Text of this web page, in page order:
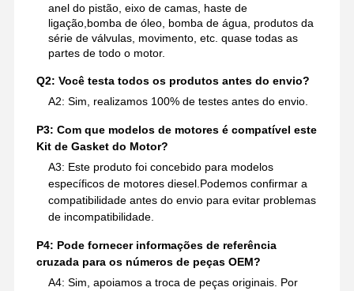
anel do pistão, eixo de camas, haste de
ligação,bomba de óleo, bomba de água, produtos da
série de válvulas, movimento, etc. quase todas as
partes de todo o motor.
Q2: Você testa todos os produtos antes do envio?
A2: Sim, realizamos 100% de testes antes do envio.
P3: Com que modelos de motores é compatível este
Kit de Gasket do Motor?
A3: Este produto foi concebido para modelos
específicos de motores diesel.Podemos confirmar a
compatibilidade antes do envio para evitar problemas
de incompatibilidade.
P4: Pode fornecer informações de referência
cruzada para os números de peças OEM?
A4: Sim, apoiamos a troca de peças originais. Por